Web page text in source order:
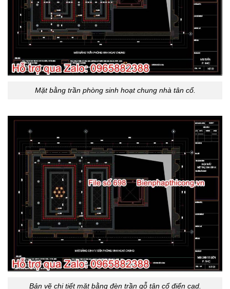
Mặt bằng trần phòng sinh hoạt chung nhà tân cổ.
Bản vẽ chi tiết mặt bằng đèn trần gỗ tân cổ điển cad.